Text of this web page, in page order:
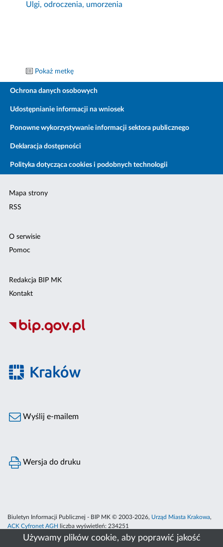
Używamy plików cookie, aby poprawić jakość
Ulgi, odroczenia, umorzenia
Pokaż metkę
Ochrona danych osobowych
Udostępnianie informacji na wniosek
Ponowne wykorzystywanie informacji sektora publicznego
Deklaracja dostępności
Polityka dotycząca cookies i podobnych technologii
Mapa strony
RSS
O serwisie
Pomoc
Redakcja BIP MK
Kontakt
Wyślij e-mailem
Wersja do druku
Biuletyn Informacji Publicznej - BIP MK © 2003-2026, Urząd Miasta Krakowa,
ACK Cyfronet AGH
liczba wyświetleń: 234251